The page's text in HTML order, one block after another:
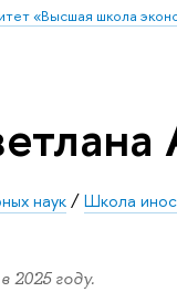
«Высшая школа
наук/Школа
году.